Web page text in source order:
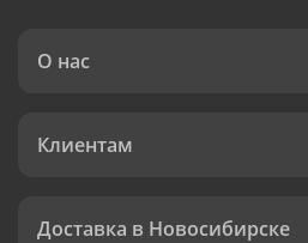
О нас
Клиентам
Доставка в Новосибирске